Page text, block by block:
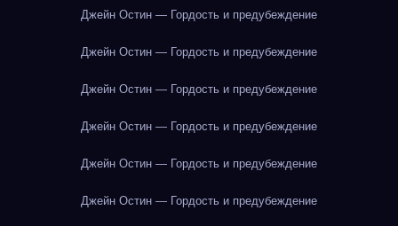
Джейн Остин — Гордость и предубеждение
Джейн Остин — Гордость и предубеждение
Джейн Остин — Гордость и предубеждение
Джейн Остин — Гордость и предубеждение
Джейн Остин — Гордость и предубеждение
Джейн Остин — Гордость и предубеждение